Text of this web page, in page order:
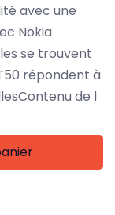
avec une
Nokia
se trouvent
répondent à
de l